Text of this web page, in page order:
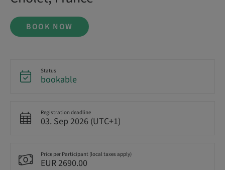
BOOK NOW
Status
bookable
Registration deadline
03. Sep 2026 (UTC+1)
Price per Participant (local taxes apply)
EUR 2690.00